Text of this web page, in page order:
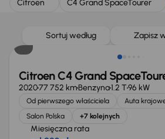
Citroen
C4 Grand SpaceTourer
Sortuj według Zapisz
Citroen C4 Grand
202077 752 kmBenzyna1.2 T96 kW
Od pierwszego właściciela Auta
Salon Polska
+7 kolejnych
Miesięczna rata